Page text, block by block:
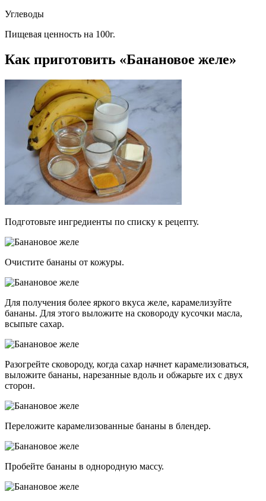
Углеводы
Пищевая ценность на 100г.
Как приготовить «Банановое желе»
Подготовьте ингредиенты по списку к рецепту.
Очистите бананы от кожуры.
Для получения более яркого вкуса желе, карамелизуйте
бананы. Для этого выложите на сковороду кусочки масла,
всыпьте сахар.
Разогрейте сковороду, когда сахар начнет карамелизоваться,
выложите бананы, нарезанные вдоль и обжарьте их с двух
сторон.
Переложите карамелизованные бананы в блендер.
Пробейте бананы в однородную массу.